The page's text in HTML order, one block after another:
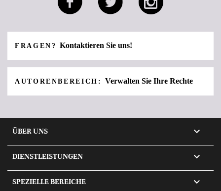
FRAGEN?Kontaktieren Sie uns!
AUTORENBEREICH:Verwalten Sie Ihre Rechte
ÜBER UNS 
DIENSTLEISTUNGEN 
SPEZIELLE BEREICHE 